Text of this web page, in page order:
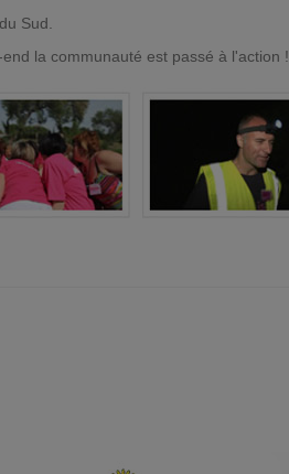
Sud.
la communauté est passé à l'action !